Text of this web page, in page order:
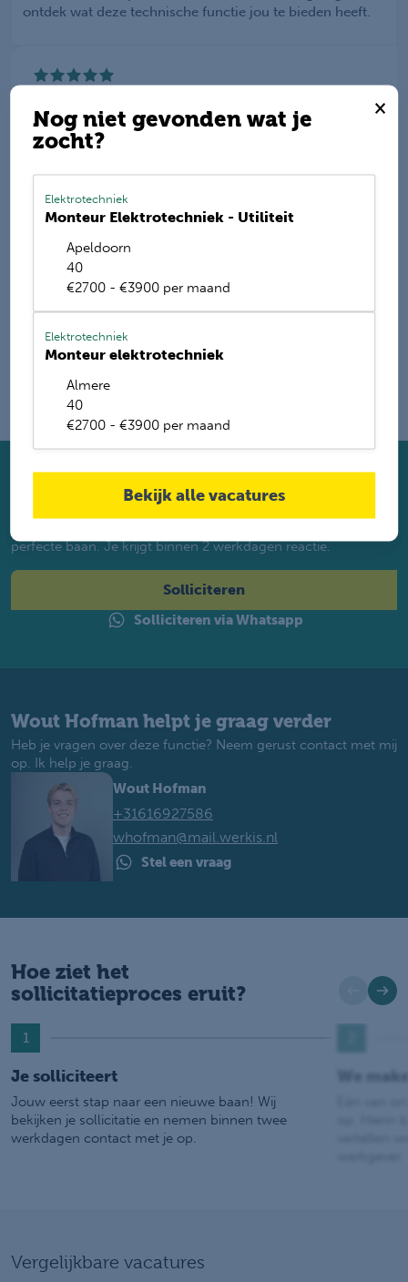
×
Nog niet gevonden wat je
zocht?
Elektrotechniek
Monteur Elektrotechniek - Utiliteit
Apeldoorn
40
€2700 - €3900 per maand
Elektrotechniek
Monteur elektrotechniek
Almere
40
€2700 - €3900 per maand
Bekijk alle vacatures
ontdek wat deze technische functie jou te bieden heeft.
met een9.2
Deel deze vacature
E-mail mij de nieuwste vacatures
Name
Solliciteer direct
Twijfel je of je geschikt bent? Laat dan toch je gegevens
perfecte baan. Je krijgt binnen 2 werkdagen reactie.
Solliciteren
Solliciteren via Whatsapp
Wout Hofman helpt je graag verder
Heb je vragen over deze functie? Neem gerust contact met mij
op. Ik help je graag.
Wout Hofman
+31616927586
whofman@mail.werkis.nl
Stel een vraag
Hoe ziet het
sollicitatieproces eruit?
1
Je solliciteert
Jouw eerst stap naar een nieuwe baan! Wij
bekijken je sollicitatie en nemen binnen twee
werkdagen contact met je op.
We
Vergelijkbare vacatures